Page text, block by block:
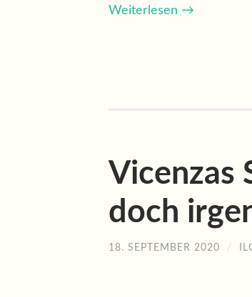
Weiterlesen →
Vicenzas
doch
18. SEPTEMBER 2020 /